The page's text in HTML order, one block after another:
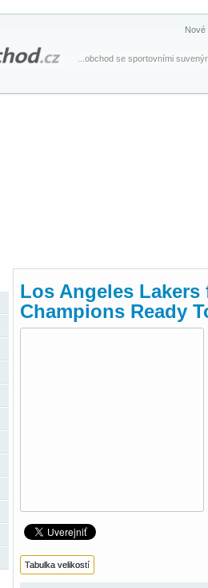
...obchod se sportovními
Nové
Los Angeles Lakers
Champions Ready
Tabulka velikostí